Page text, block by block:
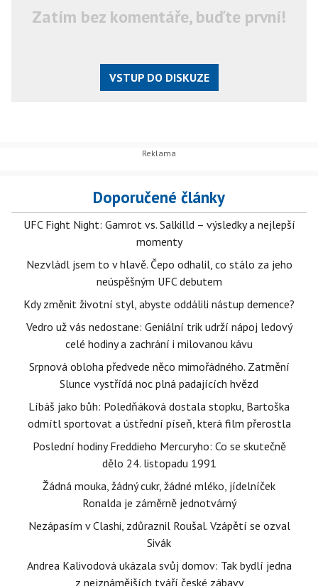
Zatím bez komentáře, buďte první!
VSTUP DO DISKUZE
Doporučené články
UFC Fight Night: Gamrot vs. Salkilld – výsledky a nejlepší
momenty
Nezvládl jsem to v hlavě. Čepo odhalil, co stálo za jeho
neúspěšným UFC debutem
Kdy změnit životní styl, abyste oddálili nástup demence?
Vedro už vás nedostane: Geniální trik udrží nápoj ledový
celé hodiny a zachrání i milovanou kávu
Srpnová obloha předvede něco mimořádného. Zatmění
Slunce vystřídá noc plná padajících hvězd
Líbáš jako bůh: Poledňáková dostala stopku, Bartoška
odmítl sportovat a ústřední píseň, která film přerostla
Poslední hodiny Freddieho Mercuryho: Co se skutečně
dělo 24. listopadu 1991
Žádná mouka, žádný cukr, žádné mléko, jídelníček
Ronalda je záměrně jednotvárný
Nezápasím v Clashi, zdůraznil Roušal. Vzápětí se ozval
Sivák
Andrea Kalivodová ukázala svůj domov: Tak bydlí jedna
z nejznámějších tváří české zábavy